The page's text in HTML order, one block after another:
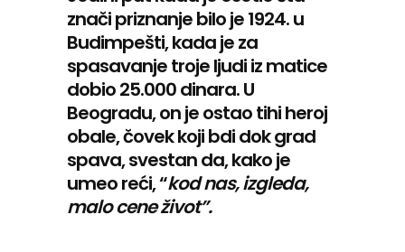
znači priznanje bilo je 1924. u
Budimpešti, kada je za
spasavanje troje ljudi iz matice
dobio 25.000 dinara. U
Beogradu, on je ostao tihi heroj
obale, čovek koji bdi dok grad
spava, svestan da, kako je
umeo reći, “kod nas, izgleda,
malo cene život”.